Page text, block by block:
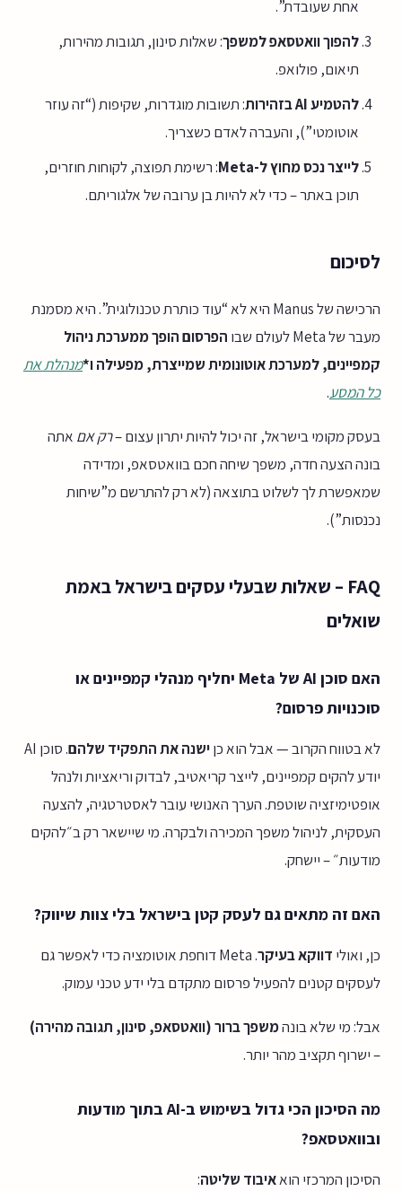
אחת שעובדת”.
להפוך וואטסאפ למשפך: שאלות סינון, תגובות מהירות,
תיאום, פולואפ.
להטמיע AI בזהירות
: תשובות מוגדרות, שקיפות (“זה עוזר
אוטומטי”), והעברה לאדם כשצריך.
לייצר נכס מחוץ ל-Meta
: רשימת תפוצה, לקוחות חוזרים,
תוכן באתר – כדי לא להיות בן ערובה של אלגוריתם.
לסיכום
הרכישה של Manus היא לא “עוד כותרת טכנולוגית”. היא מסמנת
מעבר של Meta לעולם שבו
הפרסום הופך ממערכת ניהול
קמפיינים, למערכת אוטונומית שמייצרת, מפעילה ו*מנהלת את
כל המסע.
בעסק מקומי בישראל, זה יכול להיות יתרון עצום –רק אם אתה
בונה הצעה חדה, משפך שיחה חכם בוואטסאפ, ומדידה
שמאפשרת לך לשלוט בתוצאה (לא רק להתרשם מ”שיחות
נכנסות”).
FAQ – שאלות שבעלי עסקים בישראל באמת
שואלים
האם סוכן AI של Meta יחליף מנהלי קמפיינים או
סוכנויות פרסום?
לא בטווח הקרוב — אבל הוא כןישנה את התפקיד שלהם
. סוכן AI
יודע להקים קמפיינים, לייצר קריאטיב, לבדוק וריאציות ולנהל
אופטימיזציה שוטפת. הערך האנושי עובר לאסטרטגיה, להצעה
העסקית, לניהול משפך המכירה ולבקרה. מי שיישאר רק ב״להקים
מודעות״ – יישחק.
האם זה מתאים גם לעסק קטן בישראל בלי צוות שיווק?
כן, ואולי דווקא בעיקר
. Meta דוחפת אוטומציה כדי לאפשר גם
לעסקים קטנים להפעיל פרסום מתקדם בלי ידע טכני עמוק.
אבל: מי שלא בונהמשפך ברור (וואטסאפ, סינון, תגובה מהירה)
– ישרוף תקציב מהר יותר.
מה הסיכון הכי גדול בשימוש ב-AI בתוך מודעות
ובוואטסאפ?
הסיכון המרכזי הואאיבוד שליטה: